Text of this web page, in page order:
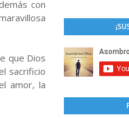
con
que Dios
sacrificio
amor, la